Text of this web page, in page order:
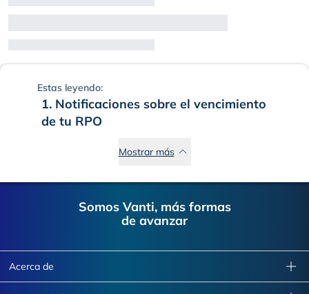
Estas leyendo:
1. Notificaciones sobre el vencimiento
de tu RPO
Mostrar más
Somos Vanti, más formas
de avanzar
Acerca de